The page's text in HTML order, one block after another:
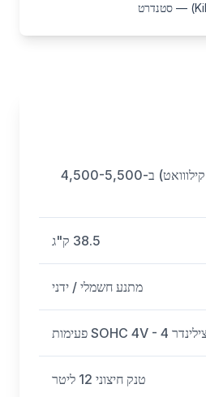
9.9 כ"ס (7.3 קילווואט) ב-4,500-5,500
38.5 ק"ג
מתנע חשמלי / ידני
טנק חיצוני 12 ליטר